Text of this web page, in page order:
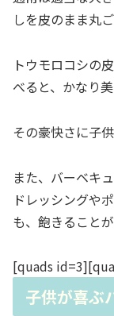
しを皮のまま丸
トウモロコシの
べると、かなり美
その豪快さに子
また、バーベキ
ドレッシングや
も、飽きること
[quads
子供が喜ぶ